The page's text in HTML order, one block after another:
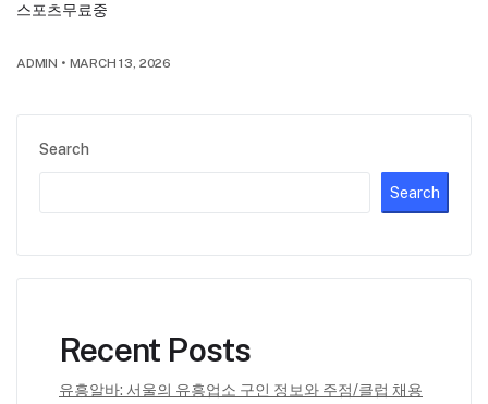
Search
Search
Recent Posts
유흥알바: 서울의 유흥업소 구인 정보와 주점/클럽 채용
스포츠무료중
ADMIN • MARCH 13, 2026